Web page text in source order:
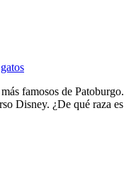
famosos de Patoburgo.
Disney. ¿De qué raza es